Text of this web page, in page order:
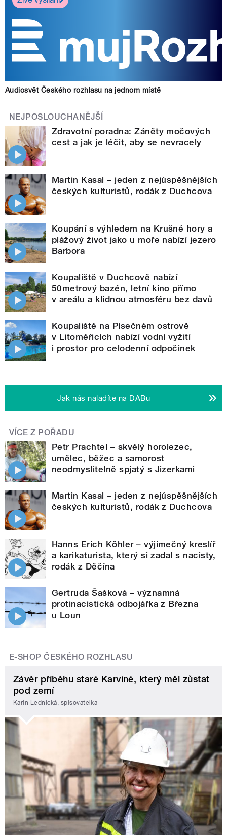
Audiosvět Českého rozhlasu na jednom místě
NEJPOSLOUCHANĚJŠÍ
Zdravotní poradna: Záněty močových
cest a jak je léčit, aby se nevracely
Martin Kasal – jeden z nejúspěšnějších
českých kulturistů, rodák z Duchcova
Koupání s výhledem na Krušné hory a
plážový život jako u moře nabízí jezero
Barbora
Koupaliště v Duchcově nabízí
50metrový bazén, letní kino přímo
v areálu a klidnou atmosféru bez davů
Koupaliště na Písečném ostrově
v Litoměřicích nabízí vodní vyžití
i prostor pro celodenní odpočinek
Jak nás naladíte na DABu
VÍCE Z POŘADU
Petr Prachtel – skvělý horolezec,
umělec, běžec a samorost
neodmyslitelně spjatý s Jizerkami
Martin Kasal – jeden z nejúspěšnějších
českých kulturistů, rodák z Duchcova
Hanns Erich Köhler – výjimečný kreslíř
a karikaturista, který si zadal s nacisty,
rodák z Děčína
Gertruda Šašková – významná
protinacistická odbojářka z Března
u Loun
E-SHOP ČESKÉHO ROZHLASU
Závěr příběhu staré Karviné, který měl zůstat
pod zemí
Karin Lednická, spisovatelka